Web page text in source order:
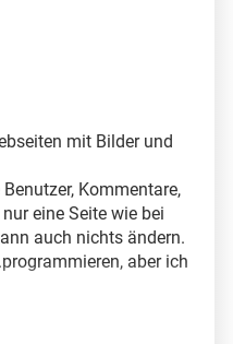
mit Bilder und
Kommentare,
eine Seite wie bei
auch nichts ändern.
aber ich